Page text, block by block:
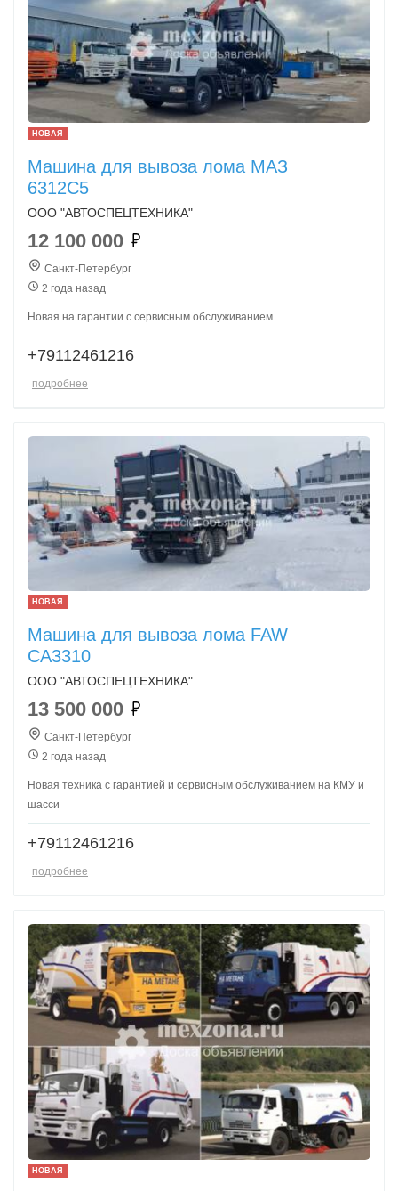
НОВАЯ
Машина для вывоза лома МАЗ
6312С5
ООО "АВТОСПЕЦТЕХНИКА"
12 100 000
Санкт-Петербург
2 года назад
Новая на гарантии с сервисным обслуживанием
+79112461216
подробнее
НОВАЯ
Машина для вывоза лома FAW
CA3310
ООО "АВТОСПЕЦТЕХНИКА"
13 500 000
Санкт-Петербург
2 года назад
Новая техника с гарантией и сервисным обслуживанием на КМУ и
шасси
+79112461216
подробнее
НОВАЯ